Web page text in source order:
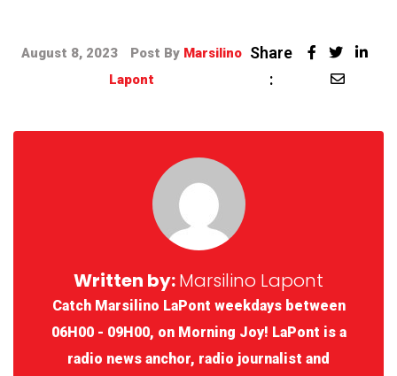
August 8, 2023 Post By Marsilino
Lapont
Share
:
Written by:Marsilino Lapont
Catch Marsilino LaPont weekdays between
06H00 - 09H00, on Morning Joy! LaPont is a
radio news anchor, radio journalist and